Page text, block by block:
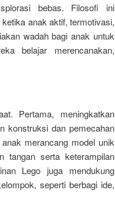
bebas. Filosofi ini
anak aktif, termotivasi,
wadah bagi anak untuk
belajar merencanakan,
Pertama, meningkatkan
konstruksi dan pemecahan
merancang model unik
tangan serta keterampilan
Lego juga mendukung
seperti berbagi ide,